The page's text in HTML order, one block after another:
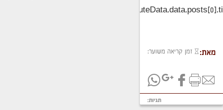
מאת: זמן קריאה משוער:
תגיות: